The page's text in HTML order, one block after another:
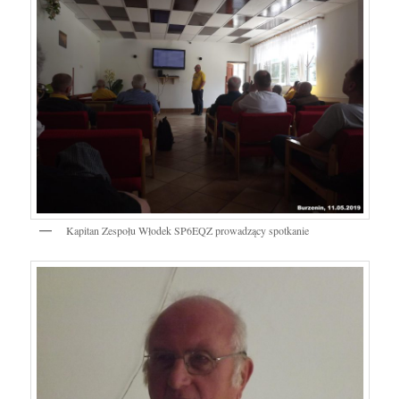
Kapitan Zespołu Włodek SP6EQZ prowadzący spotkanie